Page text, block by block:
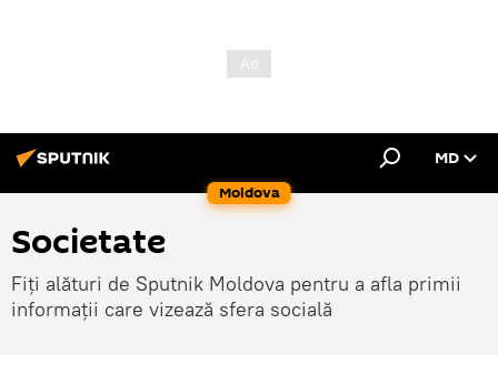
Moldova
MD
Societate
Fiți alături de Sputnik Moldova pentru a afla primii
informații care vizează sfera socială